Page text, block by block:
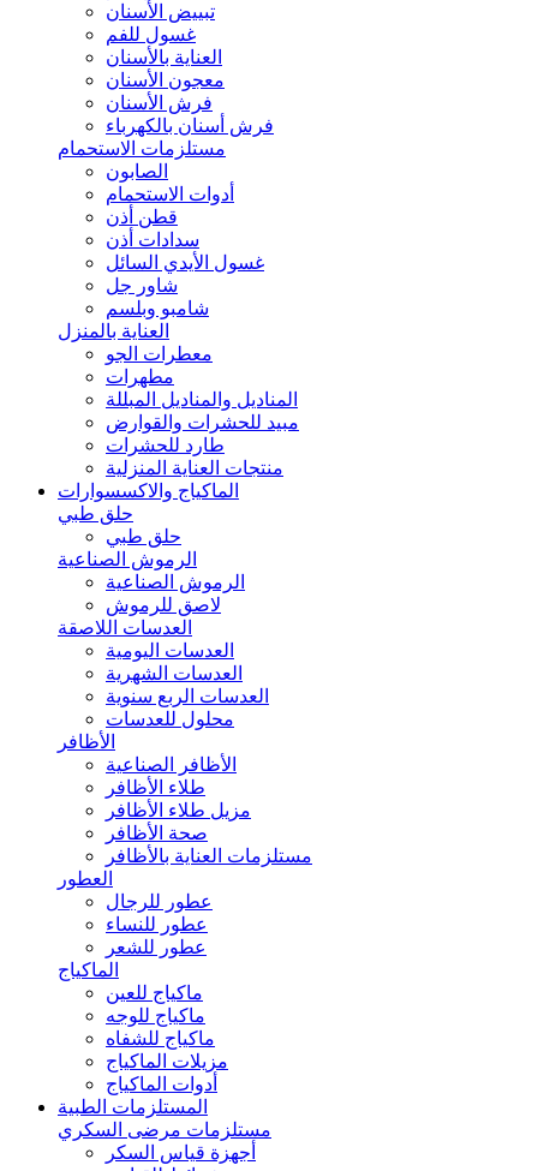
تبييض الأسنان
غسول للفم
العناية بالأسنان
معجون الأسنان
فرش الأسنان
فرش أسنان بالكهرباء
مستلزمات الاستحمام
الصابون
أدوات الاستحمام
قطن أذن
سدادات أذن
غسول الأيدي السائل
شاور جل
شامبو وبلسم
العناية بالمنزل
معطرات الجو
مطهرات
المناديل والمناديل المبللة
مبيد للحشرات والقوارض
طارد للحشرات
منتجات العناية المنزلية
الماكياج والاكسسوارات
حلق طبي
حلق طبي
الرموش الصناعية
الرموش الصناعية
لاصق للرموش
العدسات اللاصقة
العدسات اليومية
العدسات الشهرية
العدسات الربع سنوية
محلول للعدسات
الأظافر
الأظافر الصناعية
طلاء الأظافر
مزيل طلاء الأظافر
صحة الأظافر
مستلزمات العناية بالأظافر
العطور
عطور للرجال
عطور للنساء
عطور للشعر
الماكياج
ماكياج للعين
ماكياج للوجه
ماكياج للشفاه
مزيلات الماكياج
أدوات الماكياج
المستلزمات الطبية
مستلزمات مرضى السكري
أجهزة قياس السكر